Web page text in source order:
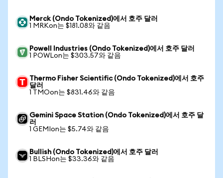
Merck (Ondo Tokenized)에서 호주 달러
1 MRKon는 $181.08와 같음
Powell Industries (Ondo Tokenized)에서 호주 달러
1 POWLon는 $303.57와 같음
Thermo Fisher Scientific (Ondo Tokenized)에서 호주
달러
1 TMOon는 $831.46와 같음
Gemini Space Station (Ondo Tokenized)에서 호주 달
러
1 GEMIon는 $5.74와 같음
Bullish (Ondo Tokenized)에서 호주 달러
1 BLSHon는 $33.36와 같음